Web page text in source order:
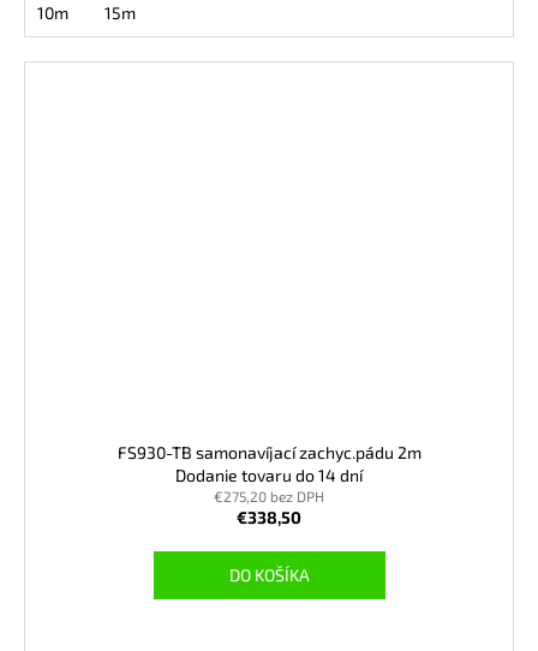
10m 15m
FS930-TB samonavíjací zachyc.pádu 2m
Dodanie tovaru do 14 dní
€275,20 bez DPH
€338,50
DO KOŠÍKA